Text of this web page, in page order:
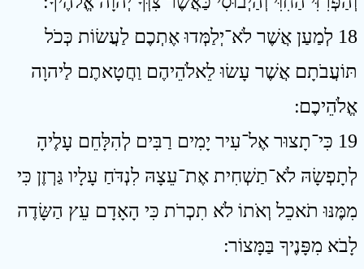
18 לְמַעַן אֲשֶׁר לֹא־יְלַמְּדוּ אֶתְכֶם לַעֲשׂוֹת כְּכֹל
תּוֹעֲבֹתָם אֲשֶׁר עָשׂוּ לֵאלֹהֵיהֶם וַחֲטָאתֶם לַיהוָה
אֱלֹהֵיכֶם ׃
19 כִּי־תָצוּר אֶל־עִיר יָמִים רַבִּים לְהִלָּחֵם עָלֶיהָ
לְתָפְשָׂהּ לֹא־תַשְׁחִית אֶת־עֵצָהּ לִנְדֹּחַ עָלָיו גַּרְזֶן כִּי
מִמֶּנּוּ תֹאכֵל וְאֹתוֹ לֹא תִכְרֹת כִּי הָאָדָם עֵץ הַשָּׂדֶה
לָבֹא מִפָּנֶיךָ בַּמָּצוֹר ׃